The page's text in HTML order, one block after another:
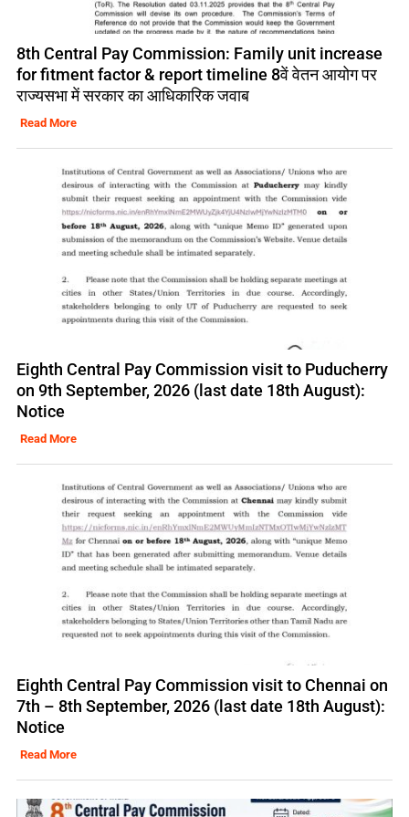
8th Central Pay Commission: Family unit increase
for fitment factor & report timeline 8वें वेतन आयोग पर
राज्यसभा में सरकार का आधिकारिक जवाब
Read More
Eighth Central Pay Commission visit to Puducherry
on 9th September, 2026 (last date 18th August):
Notice
Read More
Eighth Central Pay Commission visit to Chennai on
7th – 8th September, 2026 (last date 18th August):
Notice
Read More